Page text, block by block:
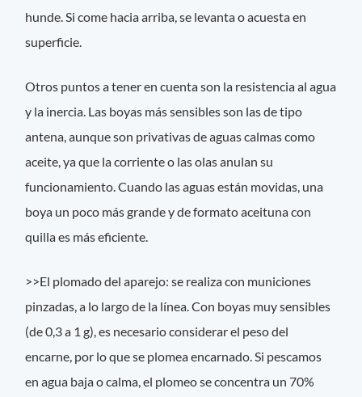
hunde. Si come hacia arriba, se levanta o acuesta en
superficie.
Otros puntos a tener en cuenta son la resistencia al agua
y la inercia. Las boyas más sensibles son las de tipo
antena, aunque son privativas de aguas calmas como
aceite, ya que la corriente o las olas anulan su
funcionamiento. Cuando las aguas están movidas, una
boya un poco más grande y de formato aceituna con
quilla es más eficiente.
>>El plomado del aparejo: se realiza con municiones
pinzadas, a lo largo de la línea. Con boyas muy sensibles
(de 0,3 a 1 g), es necesario considerar el peso del
encarne, por lo que se plomea encarnado. Si pescamos
en agua baja o calma, el plomeo se concentra un 70%